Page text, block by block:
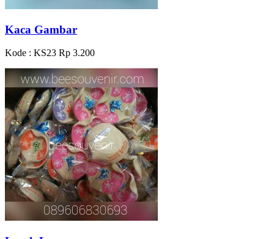
Kaca Gambar
Kode : KS23 Rp 3.200